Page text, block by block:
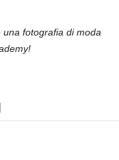
fotografia di moda